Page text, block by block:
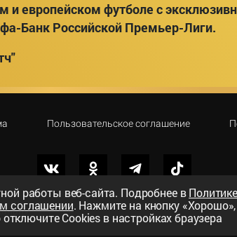
европейском футболе с
Банк Российской Премьер-Лиги.
Пользовательское соглашение
работы веб-сайта. Подробнее в
соглашении. Нажмите на кнопку
Cookies в настройках браузера